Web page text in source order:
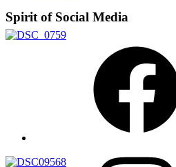
Spirit of Social Media
Facebook